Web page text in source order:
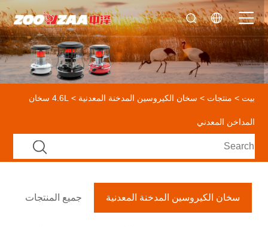
بيت > منتجات > سخان الكيروسين المدخنة المعدنية > 4.6L سخان
المداخن المعدني
جميع المنتجات سخان الكيروسين المدخنة المعدنية